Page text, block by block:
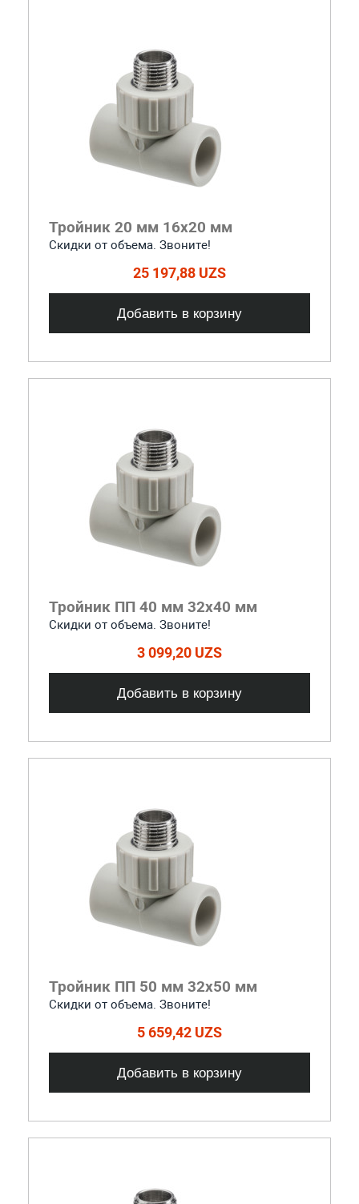
Тройник 20 мм 16х20 мм
Скидки от объема. Звоните!
25 197,88 UZS
Добавить в корзину
Тройник ПП 40 мм 32х40 мм
Скидки от объема. Звоните!
3 099,20 UZS
Добавить в корзину
Тройник ПП 50 мм 32х50 мм
Скидки от объема. Звоните!
5 659,42 UZS
Добавить в корзину